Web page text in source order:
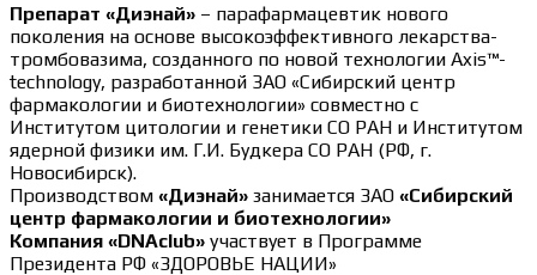
Препарат «Диэнай» – парафармацевтик нового
поколения на основе высокоэффективного лекарства-
тромбовазима, созданного по новой технологии Axis™-
technology, разработанной ЗАО «Сибирский центр
фармакологии и биотехнологии» совместно с
Институтом цитологии и генетики СО РАН и Институтом
ядерной физики им. Г.И. Будкера СО РАН (РФ, г.
Новосибирск).
Производством «Диэнай» занимается ЗАО «Сибирский
центр фармакологии и биотехнологии»
Компания «DNAclub» участвует в Программе
Президента РФ «ЗДОРОВЬЕ НАЦИИ»